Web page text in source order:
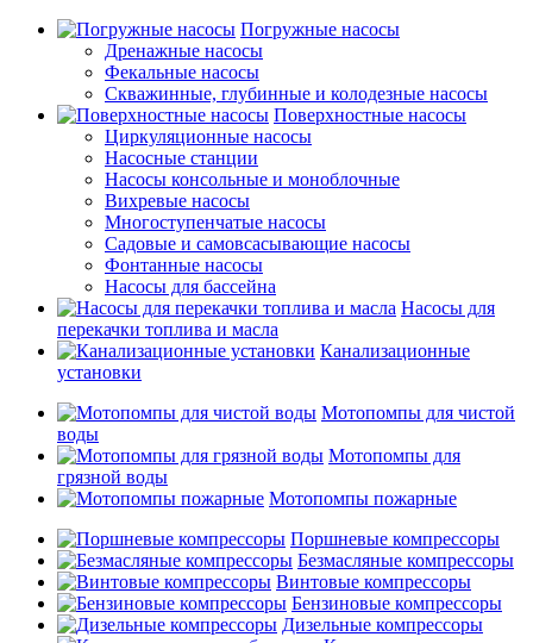
Погружные насосы
Дренажные насосы
Фекальные насосы
Скважинные, глубинные и колодезные насосы
Поверхностные насосы
Циркуляционные насосы
Насосные станции
Насосы консольные и моноблочные
Вихревые насосы
Многоступенчатые насосы
Садовые и самовсасывающие насосы
Фонтанные насосы
Насосы для бассейна
Насосы для
перекачки топлива и масла
Канализационные
установки
Мотопомпы для чистой
воды
Мотопомпы для
грязной воды
Мотопомпы пожарные
Поршневые компрессоры
Безмасляные компрессоры
Винтовые компрессоры
Бензиновые компрессоры
Дизельные компрессоры